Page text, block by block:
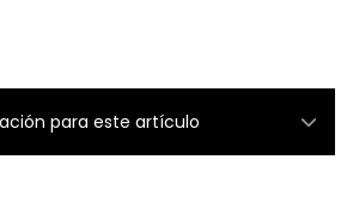
para este artículo